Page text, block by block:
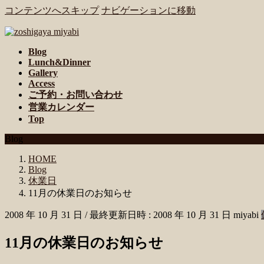
コンテンツへスキップ ナビゲーションに移動
Blog
Lunch&Dinner
Gallery
Access
ご予約・お問い合わせ
営業カレンダー
Top
Blog
HOME
Blog
休業日
11月の休業日のお知らせ
2008 年 10 月 31 日 / 最終更新日時 : 2008 年 10 月 31 日 miyabi
11月の休業日のお知らせ